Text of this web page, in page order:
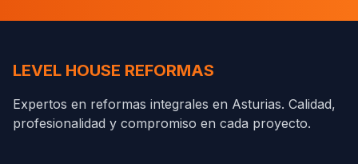
LEVEL HOUSE REFORMAS
Expertos en reformas integrales en Asturias. Calidad,
profesionalidad y compromiso en cada proyecto.